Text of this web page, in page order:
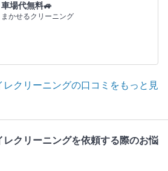
車場代無料🚙
まかせるクリーニング
クリーニングの口コミをもっと見
レクリーニングを依頼する際のお悩